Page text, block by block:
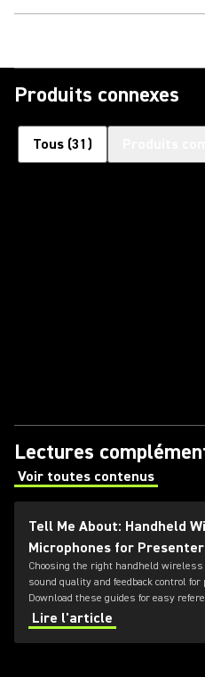
Produits connexes
Tous (31 )
Lectures
Voir toutes contenus
(Opens in a new tab)
Tell Me About: Handheld
Microphones for
Choosing the right handheld wireless
sound quality and feedback control
Download these guides for easy
Lire l'article